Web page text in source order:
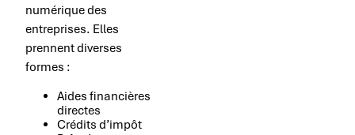
numérique des
entreprises. Elles
prennent diverses
formes :
Aides financières
directes
Crédits d’impôt